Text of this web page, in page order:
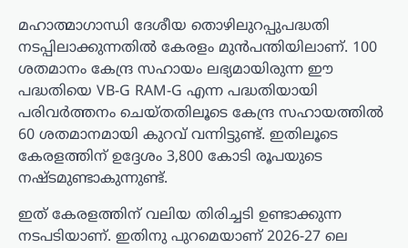
മഹാത്മാഗാന്ധി ദേശീയ തൊഴിലുറപ്പുപദ്ധതി
നടപ്പിലാക്കുന്നതില്‍ കേരളം മുന്‍പന്തിയിലാണ്. 100
ശതമാനം കേന്ദ്ര സഹായം ലഭ്യമായിരുന്ന ഈ
പദ്ധതിയെ VB-G RAM-G എന്ന പദ്ധതിയായി
പരിവര്‍ത്തനം ചെയ്തതിലൂടെ കേന്ദ്ര സഹായത്തില്‍
60 ശതമാനമായി കുറവ് വന്നിട്ടുണ്ട്. ഇതിലൂടെ
കേരളത്തിന് ഉദ്ദേശം 3,800 കോടി രൂപയുടെ
നഷ്ടമുണ്ടാകുന്നുണ്ട്.
ഇത് കേരളത്തിന് വലിയ തിരിച്ചടി ഉണ്ടാക്കുന്ന
നടപടിയാണ്. ഇതിനു പുറമെയാണ് 2026-27 ലെ